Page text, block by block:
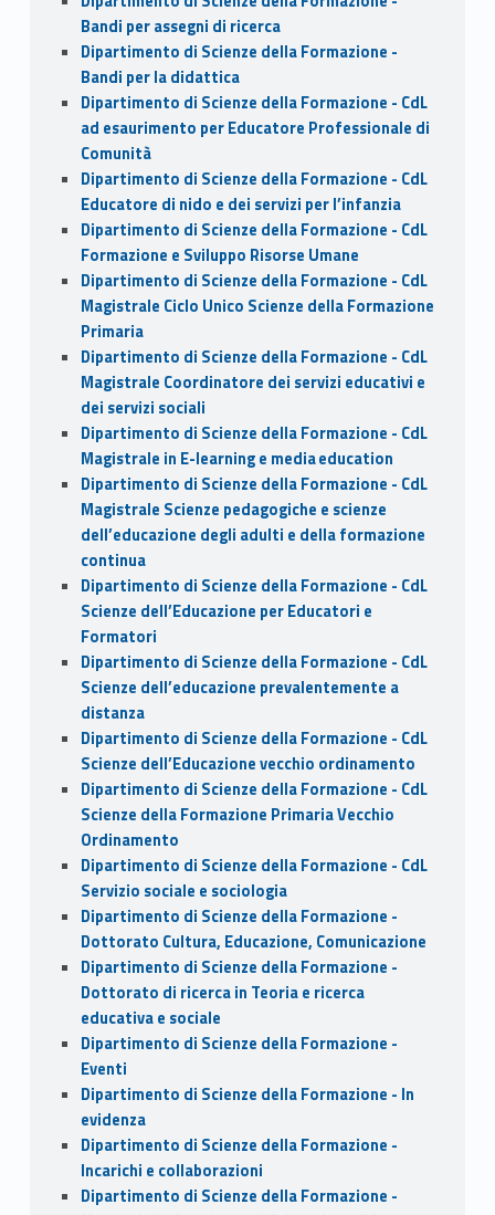
Bandi per assegni di ricerca
Dipartimento di Scienze della Formazione -
Bandi per la didattica
Dipartimento di Scienze della Formazione - CdL
ad esaurimento per Educatore Professionale di
Comunità
Dipartimento di Scienze della Formazione - CdL
Educatore di nido e dei servizi per l’infanzia
Dipartimento di Scienze della Formazione - CdL
Formazione e Sviluppo Risorse Umane
Dipartimento di Scienze della Formazione - CdL
Magistrale Ciclo Unico Scienze della Formazione
Primaria
Dipartimento di Scienze della Formazione - CdL
Magistrale Coordinatore dei servizi educativi e
dei servizi sociali
Dipartimento di Scienze della Formazione - CdL
Magistrale in E-learning e media education
Dipartimento di Scienze della Formazione - CdL
Magistrale Scienze pedagogiche e scienze
dell’educazione degli adulti e della formazione
continua
Dipartimento di Scienze della Formazione - CdL
Scienze dell’Educazione per Educatori e
Formatori
Dipartimento di Scienze della Formazione - CdL
Scienze dell’educazione prevalentemente a
distanza
Dipartimento di Scienze della Formazione - CdL
Scienze dell’Educazione vecchio ordinamento
Dipartimento di Scienze della Formazione - CdL
Scienze della Formazione Primaria Vecchio
Ordinamento
Dipartimento di Scienze della Formazione - CdL
Servizio sociale e sociologia
Dipartimento di Scienze della Formazione -
Dottorato Cultura, Educazione, Comunicazione
Dipartimento di Scienze della Formazione -
Dottorato di ricerca in Teoria e ricerca
educativa e sociale
Dipartimento di Scienze della Formazione -
Eventi
Dipartimento di Scienze della Formazione - In
evidenza
Dipartimento di Scienze della Formazione -
Incarichi e collaborazioni
Dipartimento di Scienze della Formazione -